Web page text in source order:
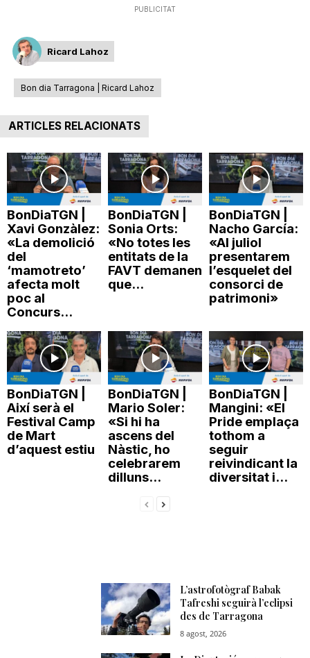
n
a
PUBLICITAT
Ricard Lahoz
Bon dia Tarragona | Ricard Lahoz
ARTICLES RELACIONATS
BonDiaTGN |
Xavi Gonzàlez:
«La demolició
del
‘mamotreto’
afecta molt
poc al
Concurs...
BonDiaTGN |
Sonia Orts:
«No totes les
entitats de la
FAVT demanen
que...
BonDiaTGN |
Nacho García:
«Al juliol
presentarem
l’esquelet del
consorci de
patrimoni»
BonDiaTGN |
Així serà el
Festival Camp
de Mart
d’aquest estiu
BonDiaTGN |
Mario Soler:
«Si hi ha
ascens del
Nàstic, ho
celebrarem
dilluns...
BonDiaTGN |
Mangini: «El
Pride emplaça
tothom a
seguir
reivindicant la
diversitat i...